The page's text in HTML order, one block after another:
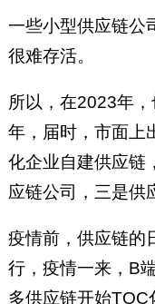
一些小型供应链公
很难存活。
所以，在2023年
年，届时，市面上
化企业自建供应链
应链公司，三是供
疫情前，供应链的
行，疫情一来，B
多供应链开始